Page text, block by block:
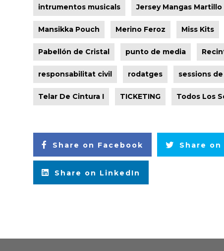
intrumentos musicals Jersey Mangas Martillo
Mansikka Pouch Merino Feroz Miss Kits
Pabellón de Cristal punto de media
responsabilitat civil rodatges sessions
Telar De Cintura I TICKETING Todos Los
Share on Facebook Share
Share on LinkedIn